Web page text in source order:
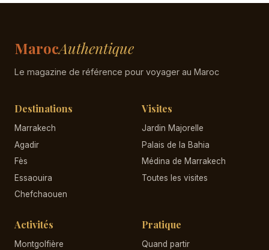
MarocAuthentique
Le magazine de référence pour voyager au Maroc
Destinations
Marrakech
Agadir
Fès
Essaouira
Chefchaouen
Visites
Jardin Majorelle
Palais de la Bahia
Médina de Marrakech
Toutes les visites
Activités
Montgolfière
Pratique
Quand partir